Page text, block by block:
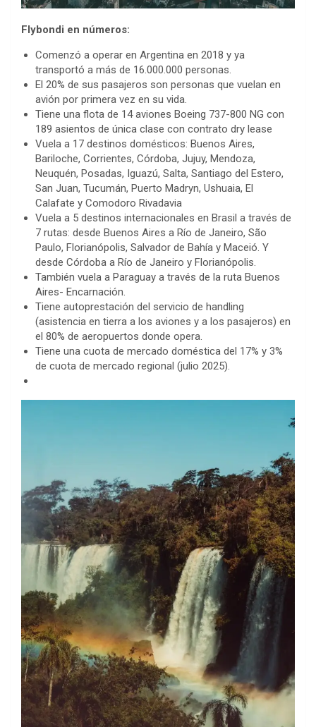
Flybondi en números:
Comenzó a operar en Argentina en 2018 y ya
transportó a más de 16.000.000 personas.
El 20% de sus pasajeros son personas que vuelan en
avión por primera vez en su vida.
Tiene una flota de 14 aviones Boeing 737-800 NG con
189 asientos de única clase con contrato dry lease
Vuela a 17 destinos domésticos: Buenos Aires,
Bariloche, Corrientes, Córdoba, Jujuy, Mendoza,
Neuquén, Posadas, Iguazú, Salta, Santiago del Estero,
San Juan, Tucumán, Puerto Madryn, Ushuaia, El
Calafate y Comodoro Rivadavia
Vuela a 5 destinos internacionales en Brasil a través de
7 rutas: desde Buenos Aires a Río de Janeiro, São
Paulo, Florianópolis, Salvador de Bahía y Maceió. Y
desde Córdoba a Río de Janeiro y Florianópolis.
También vuela a Paraguay a través de la ruta Buenos
Aires- Encarnación.
Tiene autoprestación del servicio de handling
(asistencia en tierra a los aviones y a los pasajeros) en
el 80% de aeropuertos donde opera.
Tiene una cuota de mercado doméstica del 17% y 3%
de cuota de mercado regional (julio 2025).